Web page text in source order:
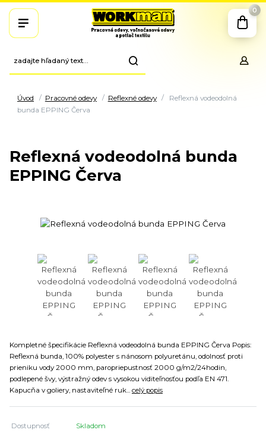
0
Úvod Pracovné odevy Reflexné odevy
Reflexná vodeodolná
bunda EPPING Červa
Reflexná vodeodolná bunda
EPPING Červa
Kompletné špecifikácie Reflexná vodeodolná bunda EPPING Červa Popis:
Reflexná bunda, 100% polyester s nánosom polyuretánu, odolnosť proti
prieniku vody 2000 mm, paropriepustnosť 2000 g/m2/24hodin,
podlepené švy, výstražný odev s vysokou viditeľnosťou podľa EN 471.
Kapucňa v goliery, nastaviteľné ruk... celý popis
Dostupnosť Skladom